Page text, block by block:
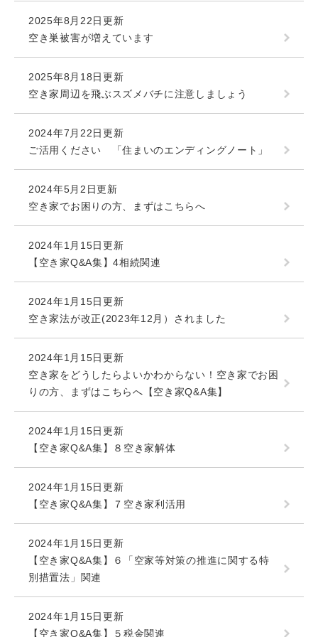
2025年8月22日更新
空き巣被害が増えています
2025年8月18日更新
空き家周辺を飛ぶスズメバチに注意しましょう
2024年7月22日更新
ご活用ください 「住まいのエンディングノート」
2024年5月2日更新
空き家でお困りの方、まずはこちらへ
2024年1月15日更新
【空き家Q&A集】4相続関連
2024年1月15日更新
空き家法が改正(2023年12月）されました
2024年1月15日更新
空き家をどうしたらよいかわからない！空き家でお困
りの方、まずはこちらへ【空き家Q&A集】
2024年1月15日更新
【空き家Q&A集】８空き家解体
2024年1月15日更新
【空き家Q&A集】７空き家利活用
2024年1月15日更新
【空き家Q&A集】６「空家等対策の推進に関する特
別措置法」関連
2024年1月15日更新
【空き家Q&A集】５税金関連